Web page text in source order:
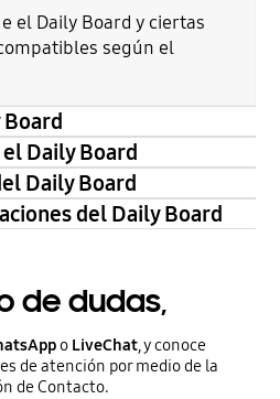
el Daily Board y ciertas
según el
Daily Board
Daily Board
del Daily Board
de dudas,
o LiveChat, y conoce
de atención por medio de la
de Contacto.